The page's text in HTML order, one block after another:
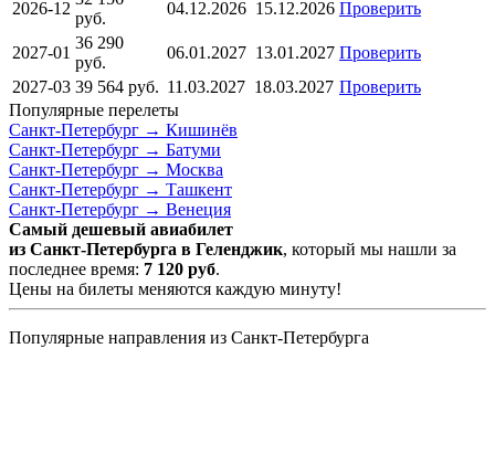
2026-12
руб.
04.12.2026 15.12.2026 Проверить
2027-01
36 290
руб.
06.01.2027 13.01.2027 Проверить
2027-03 39 564 руб. 11.03.2027 18.03.2027 Проверить
Популярные перелеты
Санкт-Петербург → Кишинёв
Санкт-Петербург → Батуми
Санкт-Петербург → Москва
Санкт-Петербург → Ташкент
Санкт-Петербург → Венеция
Самый дешевый авиабилет
из Санкт-Петербурга в Геленджик, который мы нашли за
последнее время: 7 120 руб.
Цены на билеты меняются каждую минуту!
Популярные направления из Санкт-Петербурга